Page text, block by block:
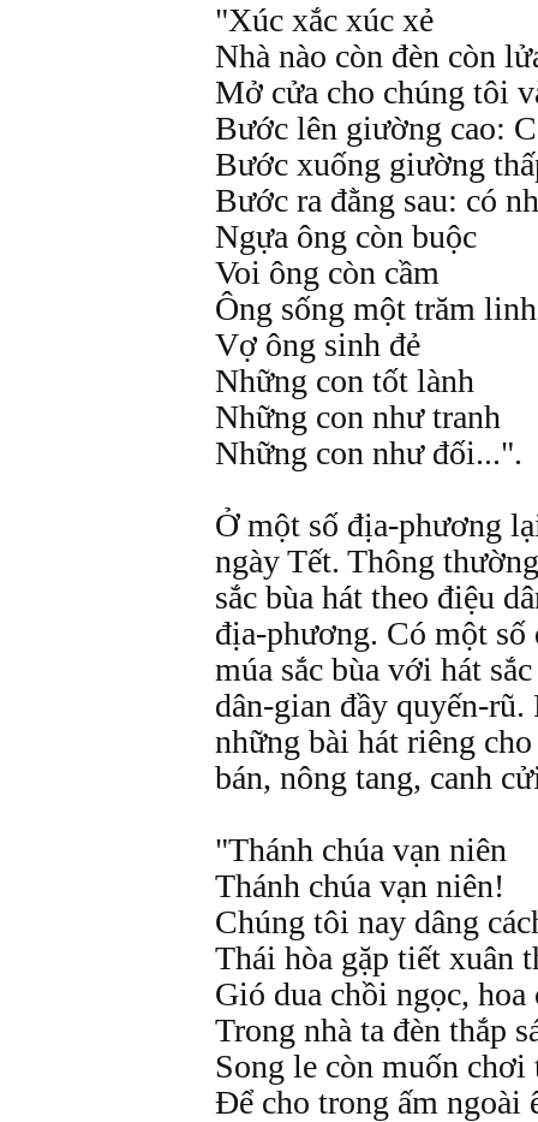
"Xúc xắc xúc xẻ
Nhà nào còn đèn còn
Mở cửa cho chúng tôi
Bước lên giường cao:
Bước xuống giường
Bước ra đằng sau: có
Ngựa ông còn buộc
Voi ông còn cầm
Ông sống một trăm
Vợ ông sinh đẻ
Những con tốt lành
Những con như tranh
Những con như đối...".
Ở một số địa-phương
ngày Tết. Thông
sắc bùa hát theo điệu
địa-phương. Có một
múa sắc bùa với hát
dân-gian đầy quyến-rũ.
những bài hát riêng
bán, nông tang, canh
"Thánh chúa vạn niên
Thánh chúa vạn niên!
Chúng tôi nay dâng
Thái hòa gặp tiết xuân
Gió dua chồi ngọc, hoa
Trong nhà ta đèn thắp
Song le còn muốn chơi
Để cho trong ấm ngoài